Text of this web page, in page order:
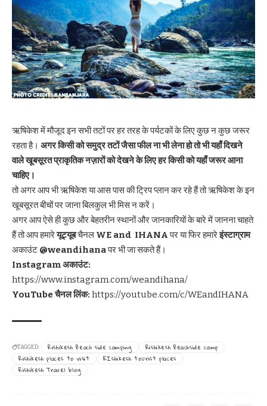
ऋषिकेश में मौजूद इन सभी तटों पर हर तरह के पर्यटकों के लिए कुछ न कुछ जरूर
रहता है। अगर किसी को समुद्र तटों जैसा फील ना भी लेना हो तो भी यहाँ दिखने
वाले खूबसूरत प्राकृतिक नज़ारों को देखने के लिए हर किसी को यहाँ जरूर आना
चाहिए।
तो अगर आप भी ऋषिकेश या आस पास की ट्रिप प्लान कर रहे हैं तो ऋषिकेश के इन
खूबसूरत बीचों पर जाना बिलकुल भी मिस न करें।
अगर आप ऐसे ही कुछ और बेहतरीन स्थानों और जानकारियों के बारे में जानना चाहते
हैं तो आप हमारेयूट्यूबचैनल WE and IHANAपर या फिर हमारेइंस्टाग्राम
अकाउंट @weandihanaपर भी जा सकते हैं।
Instagram अकाउंट:
https://www.instagram.com/weandihana/
YouTube चैनल लिंक: https://youtube.com/c/WEandIHANA
TAGGED: Rishikesh Beach side camping
Rishikesh Beachside camp
Rishikesh places to visit
RIshikesh tourist places
Rishikesh Travel blog